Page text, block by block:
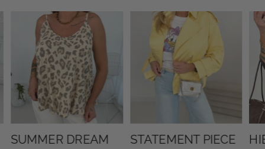
SUMMER DREAM STATEMENT PIECE